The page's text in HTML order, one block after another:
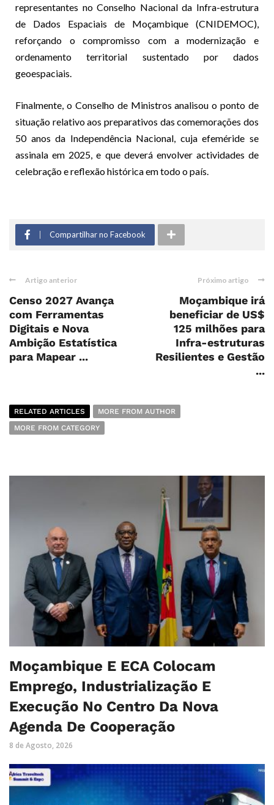
representantes no Conselho Nacional da Infra-estrutura
de Dados Espaciais de Moçambique (CNIDEMOC),
reforçando o compromisso com a modernização e
ordenamento territorial sustentado por dados
geoespaciais.
Finalmente, o Conselho de Ministros analisou o ponto de
situação relativo aos preparativos das comemorações dos
50 anos da Independência Nacional, cuja efeméride se
assinala em 2025, e que deverá envolver actividades de
celebração e reflexão histórica em todo o país.
Compartilhar no Facebook
Artigo anterior
Censo 2027 Avança
com Ferramentas
Digitais e Nova
Ambição Estatística
para Mapear ...
Próximo artigo
Moçambique irá
beneficiar de US$
125 milhões para
Infra-estruturas
Resilientes e Gestão
...
RELATED ARTICLES
MORE FROM AUTHOR
MORE FROM CATEGORY
Moçambique E ECA Colocam
Emprego, Industrialização E
Execução No Centro Da Nova
Agenda De Cooperação
8 de Agosto, 2026